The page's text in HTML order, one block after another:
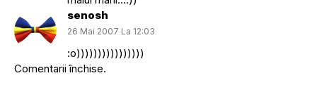
senosh
26 Mai 2007 La 12:03
:o))))))))))))))))
Comentarii închise.